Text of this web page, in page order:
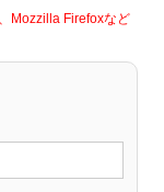
Mozzilla Firefoxなど